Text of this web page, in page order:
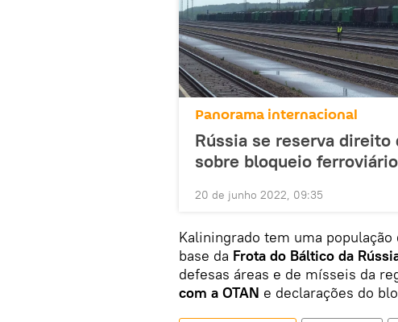
Panorama internacional
Rússia se reserva
sobre bloqueio
20 de junho 2022, 09:35
Kaliningrado tem uma
base da Frota do Báltico da
defesas áreas e de mísseis da
com a OTAN e declarações do